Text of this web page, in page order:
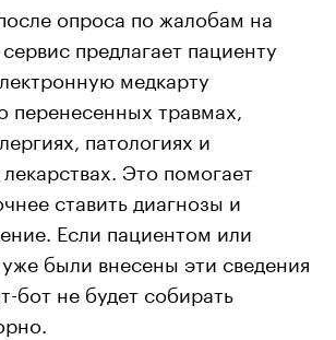
опроса по жалобам на
предлагает пациенту
медкарту
травмах,
патологиях и
Это помогает
ставить диагнозы и
Если пациентом или
были внесены эти сведения
бот не будет собирать